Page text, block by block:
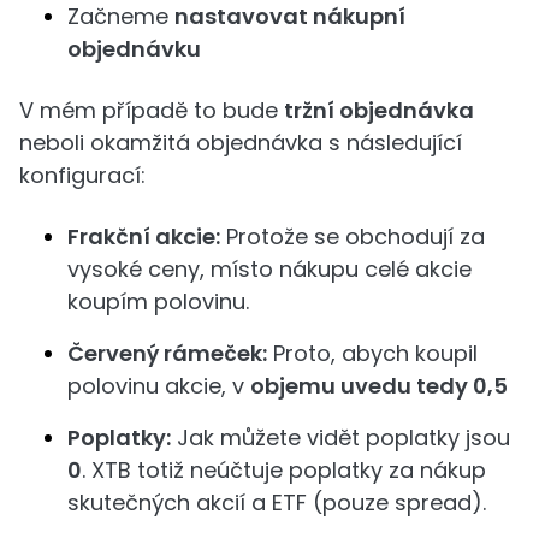
Začneme nastavovat nákupní
objednávku
V mém případě to bude tržní objednávka
neboli okamžitá objednávka s následující
konfigurací:
Frakční akcie: Protože se obchodují za
vysoké ceny, místo nákupu celé akcie
koupím polovinu.
Červený rámeček: Proto, abych koupil
polovinu akcie, v objemu uvedu tedy 0,5
Poplatky: Jak můžete vidět poplatky jsou
0. XTB totiž neúčtuje poplatky za nákup
skutečných akcií a ETF (pouze spread).